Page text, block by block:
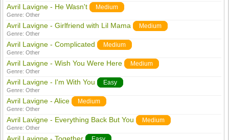
Avril Lavigne - He Wasn't Medium
Genre:Other
Avril Lavigne - Girlfriend with Lil Mama Medium
Genre:Other
Avril Lavigne - Complicated Medium
Genre:Other
Avril Lavigne - Wish You Were Here Medium
Genre:Other
Avril Lavigne - I'm With You Easy
Genre:Other
Avril Lavigne - Alice Medium
Genre:Other
Avril Lavigne - Everything Back But You Medium
Genre:Other